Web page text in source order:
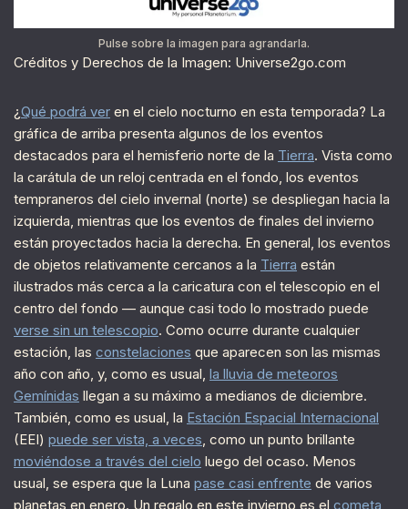
Pulse sobre la imagen para agrandarla.
Créditos y Derechos de la Imagen: Universe2go.com
¿Qué podrá ver en el cielo nocturno en esta temporada? La
gráfica de arriba presenta algunos de los eventos
destacados para el hemisferio norte de la Tierra. Vista como
la carátula de un reloj centrada en el fondo, los eventos
tempraneros del cielo invernal (norte) se despliegan hacia la
izquierda, mientras que los eventos de finales del invierno
están proyectados hacia la derecha. En general, los eventos
de objetos relativamente cercanos a la Tierra están
ilustrados más cerca a la caricatura con el telescopio en el
centro del fondo — aunque casi todo lo mostrado puede
verse sin un telescopio. Como ocurre durante cualquier
estación, las constelaciones que aparecen son las mismas
año con año, y, como es usual, la lluvia de meteoros
Gemínidas llegan a su máximo a medianos de diciembre.
También, como es usual, la Estación Espacial Internacional
(EEI) puede ser vista, a veces, como un punto brillante
moviéndose a través del cielo luego del ocaso. Menos
usual, se espera que la Luna pase casi enfrente de varios
planetas en enero. Un regalo en este invierno es el cometa